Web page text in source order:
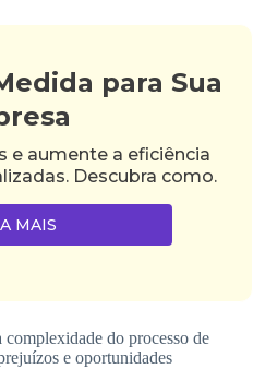
para Sua
e aumente a eficiência
Descubra como.
MAIS
do processo de
e oportunidades